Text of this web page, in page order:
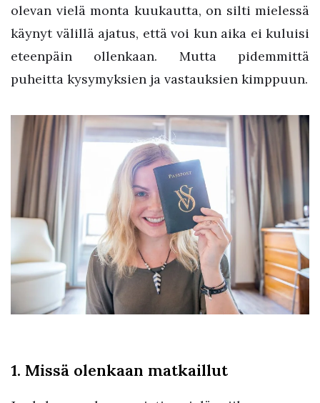
olevan vielä monta kuukautta, on silti mielessä
käynyt välillä ajatus, että voi kun aika ei kuluisi
eteenpäin ollenkaan. Mutta pidemmittä
puheitta kysymyksien ja vastauksien kimppuun.
1. Missä olenkaan matkaillut